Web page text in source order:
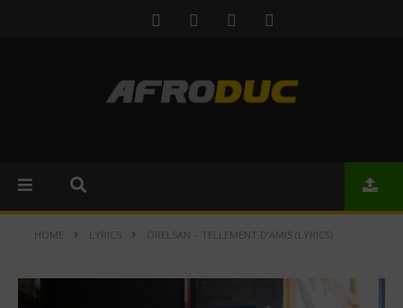
HOME LYRICS ORELSAN – TELLEMENT D’AMIS (LYRICS)